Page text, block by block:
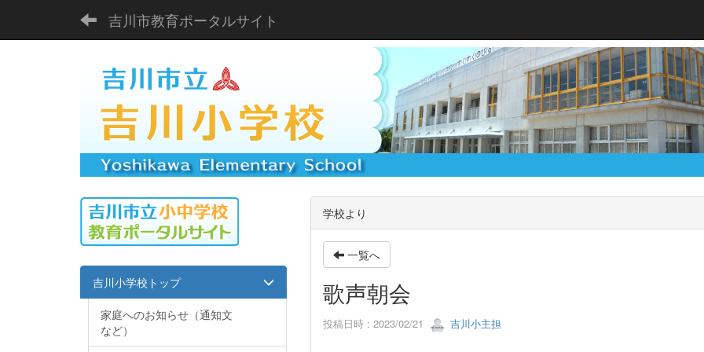
吉川市教育ポータルサイト
学校より
一覧へ
歌声朝会
投稿日時 : 2023/02/21 吉川小主担
吉川小学校トップ
家庭へのお知らせ（通知文
など）